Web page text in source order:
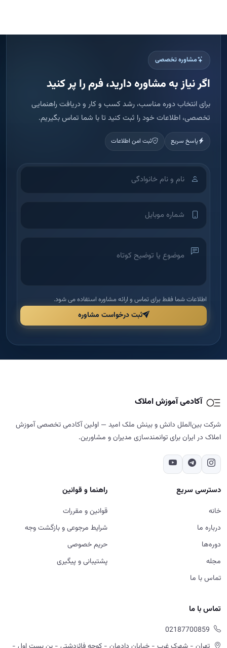
مشاوره تخصصی
اگر نیاز به مشاوره دارید، فرم را پر کنید
برای انتخاب دوره مناسب، رشد کسب و کار و دریافت راهنمایی
تخصصی، اطلاعات خود را ثبت کنید تا با شما تماس بگیریم.
پاسخ سریع ثبت امن اطلاعات
اطلاعات شما فقط برای تماس و ارائه مشاوره استفاده می شود.
ثبت درخواست مشاوره
آکادمی آموزش املاک
شرکت بین‌الملل دانش و بینش ملک امید — اولین آکادمی تخصصی آموزش
املاک در ایران برای توانمندسازی مدیران و مشاورین.
دسترسی سریع
خانه
درباره ما
دوره‌ها
مجله
تماس با ما
راهنما و قوانین
قوانین و مقررات
شرایط مرجوعی و بازگشت وجه
حریم خصوصی
پشتیبانی و پیگیری
تماس با ما
02187700859